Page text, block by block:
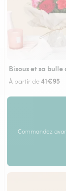
Bisous et sa bulle
À partir de41€95
Commandez